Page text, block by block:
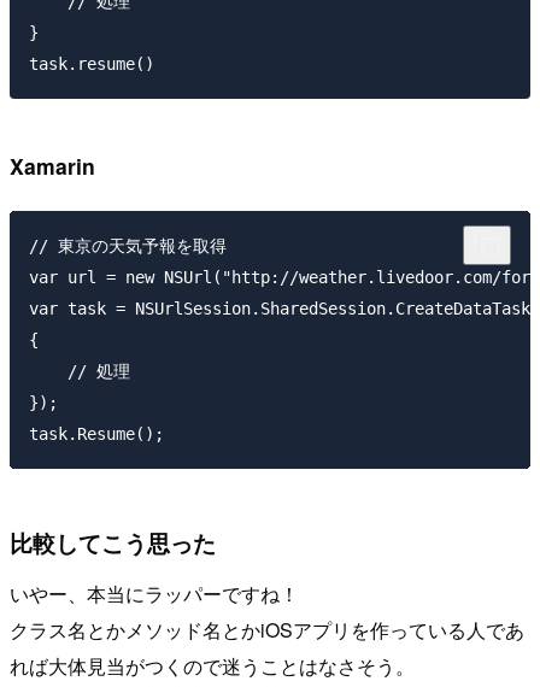
}
Xamarin
// 東京の天気予報を取得
var url = new NSUrl("http://weather.livedoor.com/
var task =
{
    // 処理
});
比較してこう思った
いやー、本当にラッパーですね！
クラス名とかメソッド名とかiOSアプリを作っている人であ
れば大体見当がつくので迷うことはなさそう。